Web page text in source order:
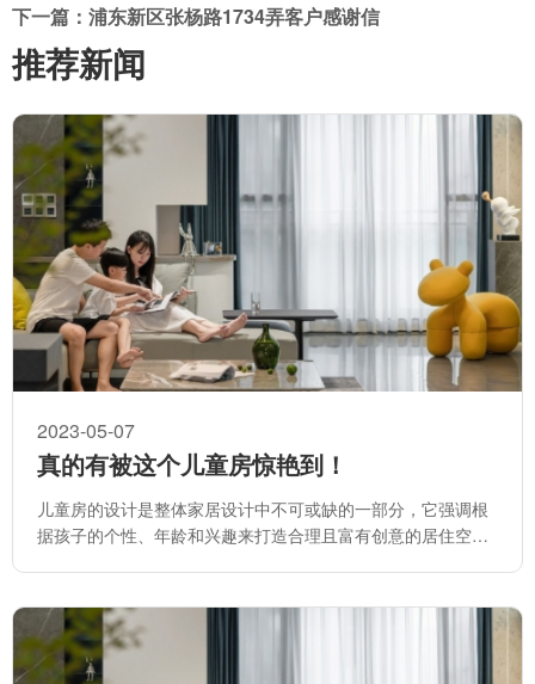
下一篇：浦东新区张杨路1734弄客户感谢信
推荐新闻
2023-05-07
真的有被这个儿童房惊艳到！
儿童房的设计是整体家居设计中不可或缺的一部分，它强调根
据孩子的个性、年龄和兴趣来打造合理且富有创意的居住空